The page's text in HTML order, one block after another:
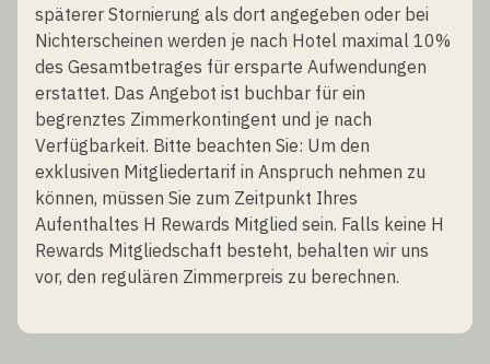
späterer Stornierung als dort angegeben oder bei
Nichterscheinen werden je nach Hotel maximal 10%
des Gesamtbetrages für ersparte Aufwendungen
erstattet. Das Angebot ist buchbar für ein
begrenztes Zimmerkontingent und je nach
Verfügbarkeit. Bitte beachten Sie: Um den
exklusiven Mitgliedertarif in Anspruch nehmen zu
können, müssen Sie zum Zeitpunkt Ihres
Aufenthaltes H Rewards Mitglied sein. Falls keine H
Rewards Mitgliedschaft besteht, behalten wir uns
vor, den regulären Zimmerpreis zu berechnen.